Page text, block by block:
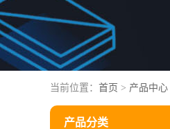
当前位置： 首页 > 产品中心
产品分类